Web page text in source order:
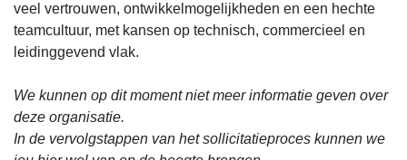
veel vertrouwen, ontwikkelmogelijkheden en een hechte
teamcultuur, met kansen op technisch, commercieel en
leidinggevend vlak.
We kunnen op dit moment niet meer informatie geven over
deze organisatie.
In de vervolgstappen van het sollicitatieproces kunnen we